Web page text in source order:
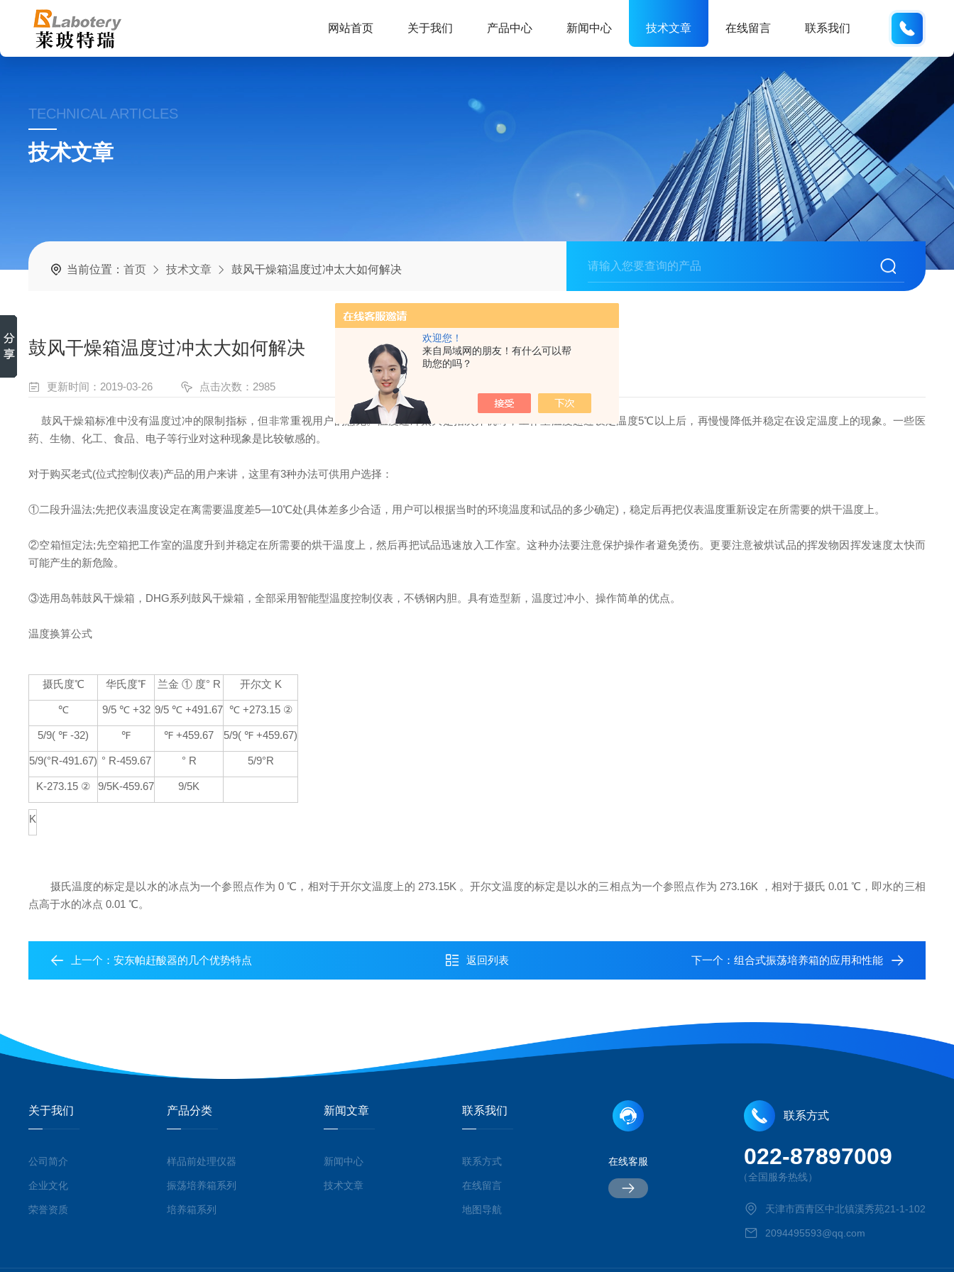
欢迎您！
来自局域网的朋友！有什么可以帮
助您的吗？
网站首页 关于我们 产品中心 新闻中心 技术文章 在线留言 联系我们
TECHNICAL ARTICLES
技术文章
当前位置：首页 技术文章 鼓风干燥箱温度过冲太大如何解决
鼓风干燥箱温度过冲太大如何解决
更新时间：2019-03-26 点击次数：2985
鼓风干燥箱标准中没有温度过冲的限制指标，但非常重视用户的意见。温度过冲太大是指次开机时，工作室温度超过设定温度5℃以上后，再慢慢降低并稳定在设定温度上的现象。一些医
药、生物、化工、食品、电子等行业对这种现象是比较敏感的。
对于购买老式(位式控制仪表)产品的用户来讲，这里有3种办法可供用户选择：
①二段升温法;先把仪表温度设定在离需要温度差5—10℃处(具体差多少合适，用户可以根据当时的环境温度和试品的多少确定)，稳定后再把仪表温度重新设定在所需要的烘干温度上。
②空箱恒定法;先空箱把工作室的温度升到并稳定在所需要的烘干温度上，然后再把试品迅速放入工作室。这种办法要注意保护操作者避免烫伤。更要注意被烘试品的挥发物因挥发速度太快而
可能产生的新危险。
③选用岛韩鼓风干燥箱，DHG系列鼓风干燥箱，全部采用智能型温度控制仪表，不锈钢内胆。具有造型新，温度过冲小、操作简单的优点。
温度换算公式
摄氏度℃ 华氏度℉ 兰金 ① 度° R 开尔文 K
℃ 9/5 ℃ +32 9/5 ℃ +491.67 ℃ +273.15 ②
5/9( ℉ -32) ℉ ℉ +459.67 5/9( ℉ +459.67)
5/9(°R-491.67) ° R-459.67 ° R 5/9°R
K-273.15 ② 9/5K-459.67 9/5K
K
摄氏温度的标定是以水的冰点为一个参照点作为 0 ℃，相对于开尔文温度上的 273.15K 。开尔文温度的标定是以水的三相点为一个参照点作为 273.16K ，相对于摄氏 0.01 ℃，即水的三相
点高于水的冰点 0.01 ℃。
上一个：安东帕赶酸器的几个优势特点 返回列表 下一个： 组合式振荡培养箱的应用和性能
关于我们
公司简介
企业文化
荣誉资质
产品分类
样品前处理仪器
振荡培养箱系列
培养箱系列
新闻文章
新闻中心
技术文章
联系我们
联系方式
在线留言
地图导航
在线客服
联系方式
022-87897009
（全国服务热线）
天津市西青区中北镇溪秀苑21-1-102
2094495593@qq.com